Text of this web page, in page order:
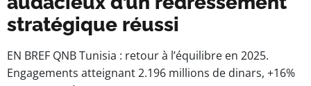
stratégique réussi
EN BREF QNB Tunisia : retour à l’équilibre en 2025.
Engagements atteignant 2.196 millions de dinars, +16%